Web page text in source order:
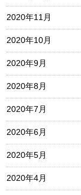
2020年11月
2020年10月
2020年9月
2020年8月
2020年7月
2020年6月
2020年5月
2020年4月